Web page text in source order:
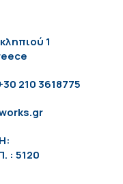
1
210 3618775
: 5120